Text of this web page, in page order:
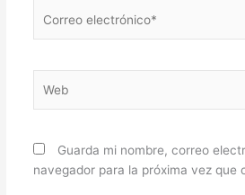
electrónico*
Guarda mi nombre, correo
navegador para la próxima vez que